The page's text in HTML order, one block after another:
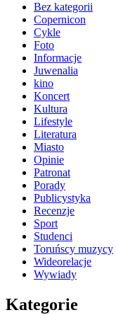
Bez kategorii
Copernicon
Cykle
Foto
Informacje
Juwenalia
kino
Koncert
Kultura
Lifestyle
Literatura
Miasto
Opinie
Patronat
Porady
Publicystyka
Recenzje
Sport
Studenci
Toruńscy muzycy
Wideorelacje
Wywiady
Kategorie